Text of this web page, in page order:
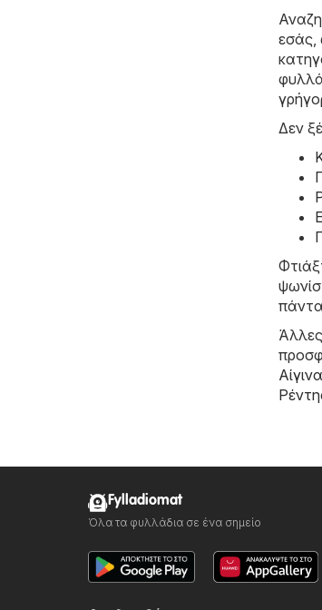
εσάς,
Δεν
Άλλες
Αίγινα
Fylladiomat
Όλα τα φυλλάδια σε ένα σημείο